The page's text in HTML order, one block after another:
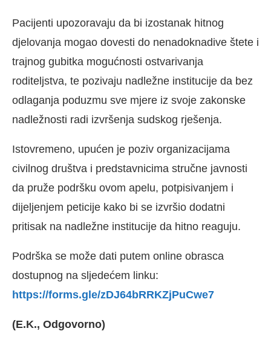
Pacijenti upozoravaju da bi izostanak hitnog
djelovanja mogao dovesti do nenadoknadive štete i
trajnog gubitka mogućnosti ostvarivanja
roditeljstva, te pozivaju nadležne institucije da bez
odlaganja poduzmu sve mjere iz svoje zakonske
nadležnosti radi izvršenja sudskog rješenja.
Istovremeno, upućen je poziv organizacijama
civilnog društva i predstavnicima stručne javnosti
da pruže podršku ovom apelu, potpisivanjem i
dijeljenjem peticije kako bi se izvršio dodatni
pritisak na nadležne institucije da hitno reaguju.
Podrška se može dati putem online obrasca
dostupnog na sljedećem linku:
https://forms.gle/zDJ64bRRKZjPuCwe7
(E.K., Odgovorno)